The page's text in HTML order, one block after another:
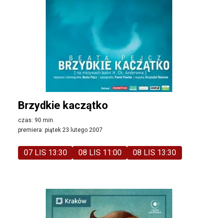
Brzydkie kaczątko
czas: 90 min.
premiera: piątek 23 lutego 2007
07 LIS 13:30 08 LIS 11:00 08 LIS 13:30